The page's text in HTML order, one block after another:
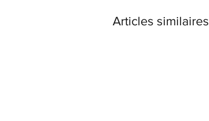
Articles similaires